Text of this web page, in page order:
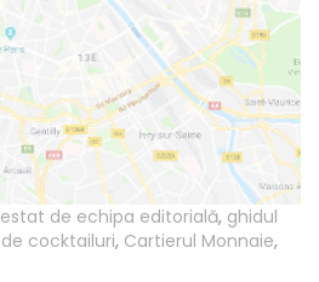
de echipa editorială, ghidul
cocktailuri, Cartierul Monnaie,